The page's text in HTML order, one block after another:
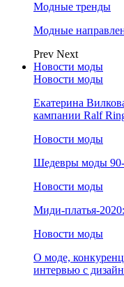
Модные тренды
Модные
Prev Next
Новости моды
Новости моды
Екатерина
кампании Ralf
Новости моды
Шедевры моды
Новости моды
Миди-платья-
Новости моды
О моде,
интервью с